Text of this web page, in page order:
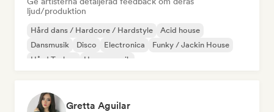
ljud/produktion
Hård dans / Hardcore / Hardstyle
Acid house
Dansmusik
Disco Electronica
Funky / Jackin House
Hård Techno
House-musik
Gretta Aguilar